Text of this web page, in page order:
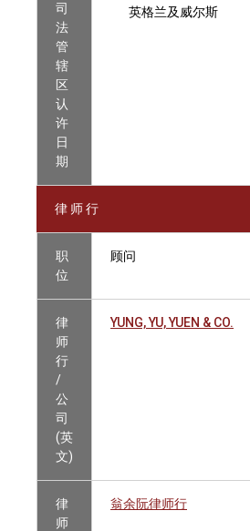
司
法
管
辖
区
认
许
日
期
英格兰及威尔斯
律 师 行
职
位
顾问
律
师
行
/
公
司
(英
文)
YUNG, YU, YUEN & CO.
律
师
翁余阮律师行